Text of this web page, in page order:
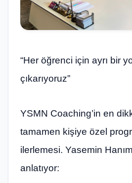
“Her öğrenci için ayrı bir
çıkarıyoruz”
YSMN Coaching’in en
tamamen kişiye özel
ilerlemesi. Yasemin
anlatıyor: